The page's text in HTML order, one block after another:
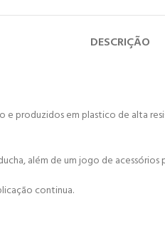
DESCRIÇÃO
e produzidos em plastico de
além de um jogo de
continua.